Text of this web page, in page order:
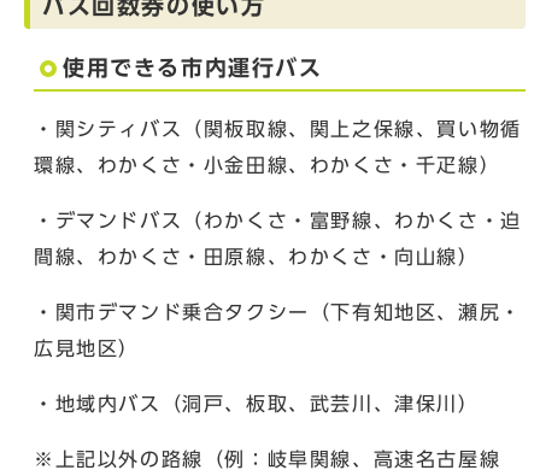
バス回数券の使い方
使用できる市内運行バス
・関シティバス（関板取線、関上之保線、買い物循
環線、わかくさ・小金田線、わかくさ・千疋線）
・デマンドバス（わかくさ・富野線、わかくさ・迫
間線、わかくさ・田原線、わかくさ・向山線）
・関市デマンド乗合タクシー（下有知地区、瀬尻・
広見地区）
・地域内バス（洞戸、板取、武芸川、津保川）
※上記以外の路線（例：岐阜関線、高速名古屋線